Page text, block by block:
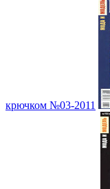
крючком №03-2011